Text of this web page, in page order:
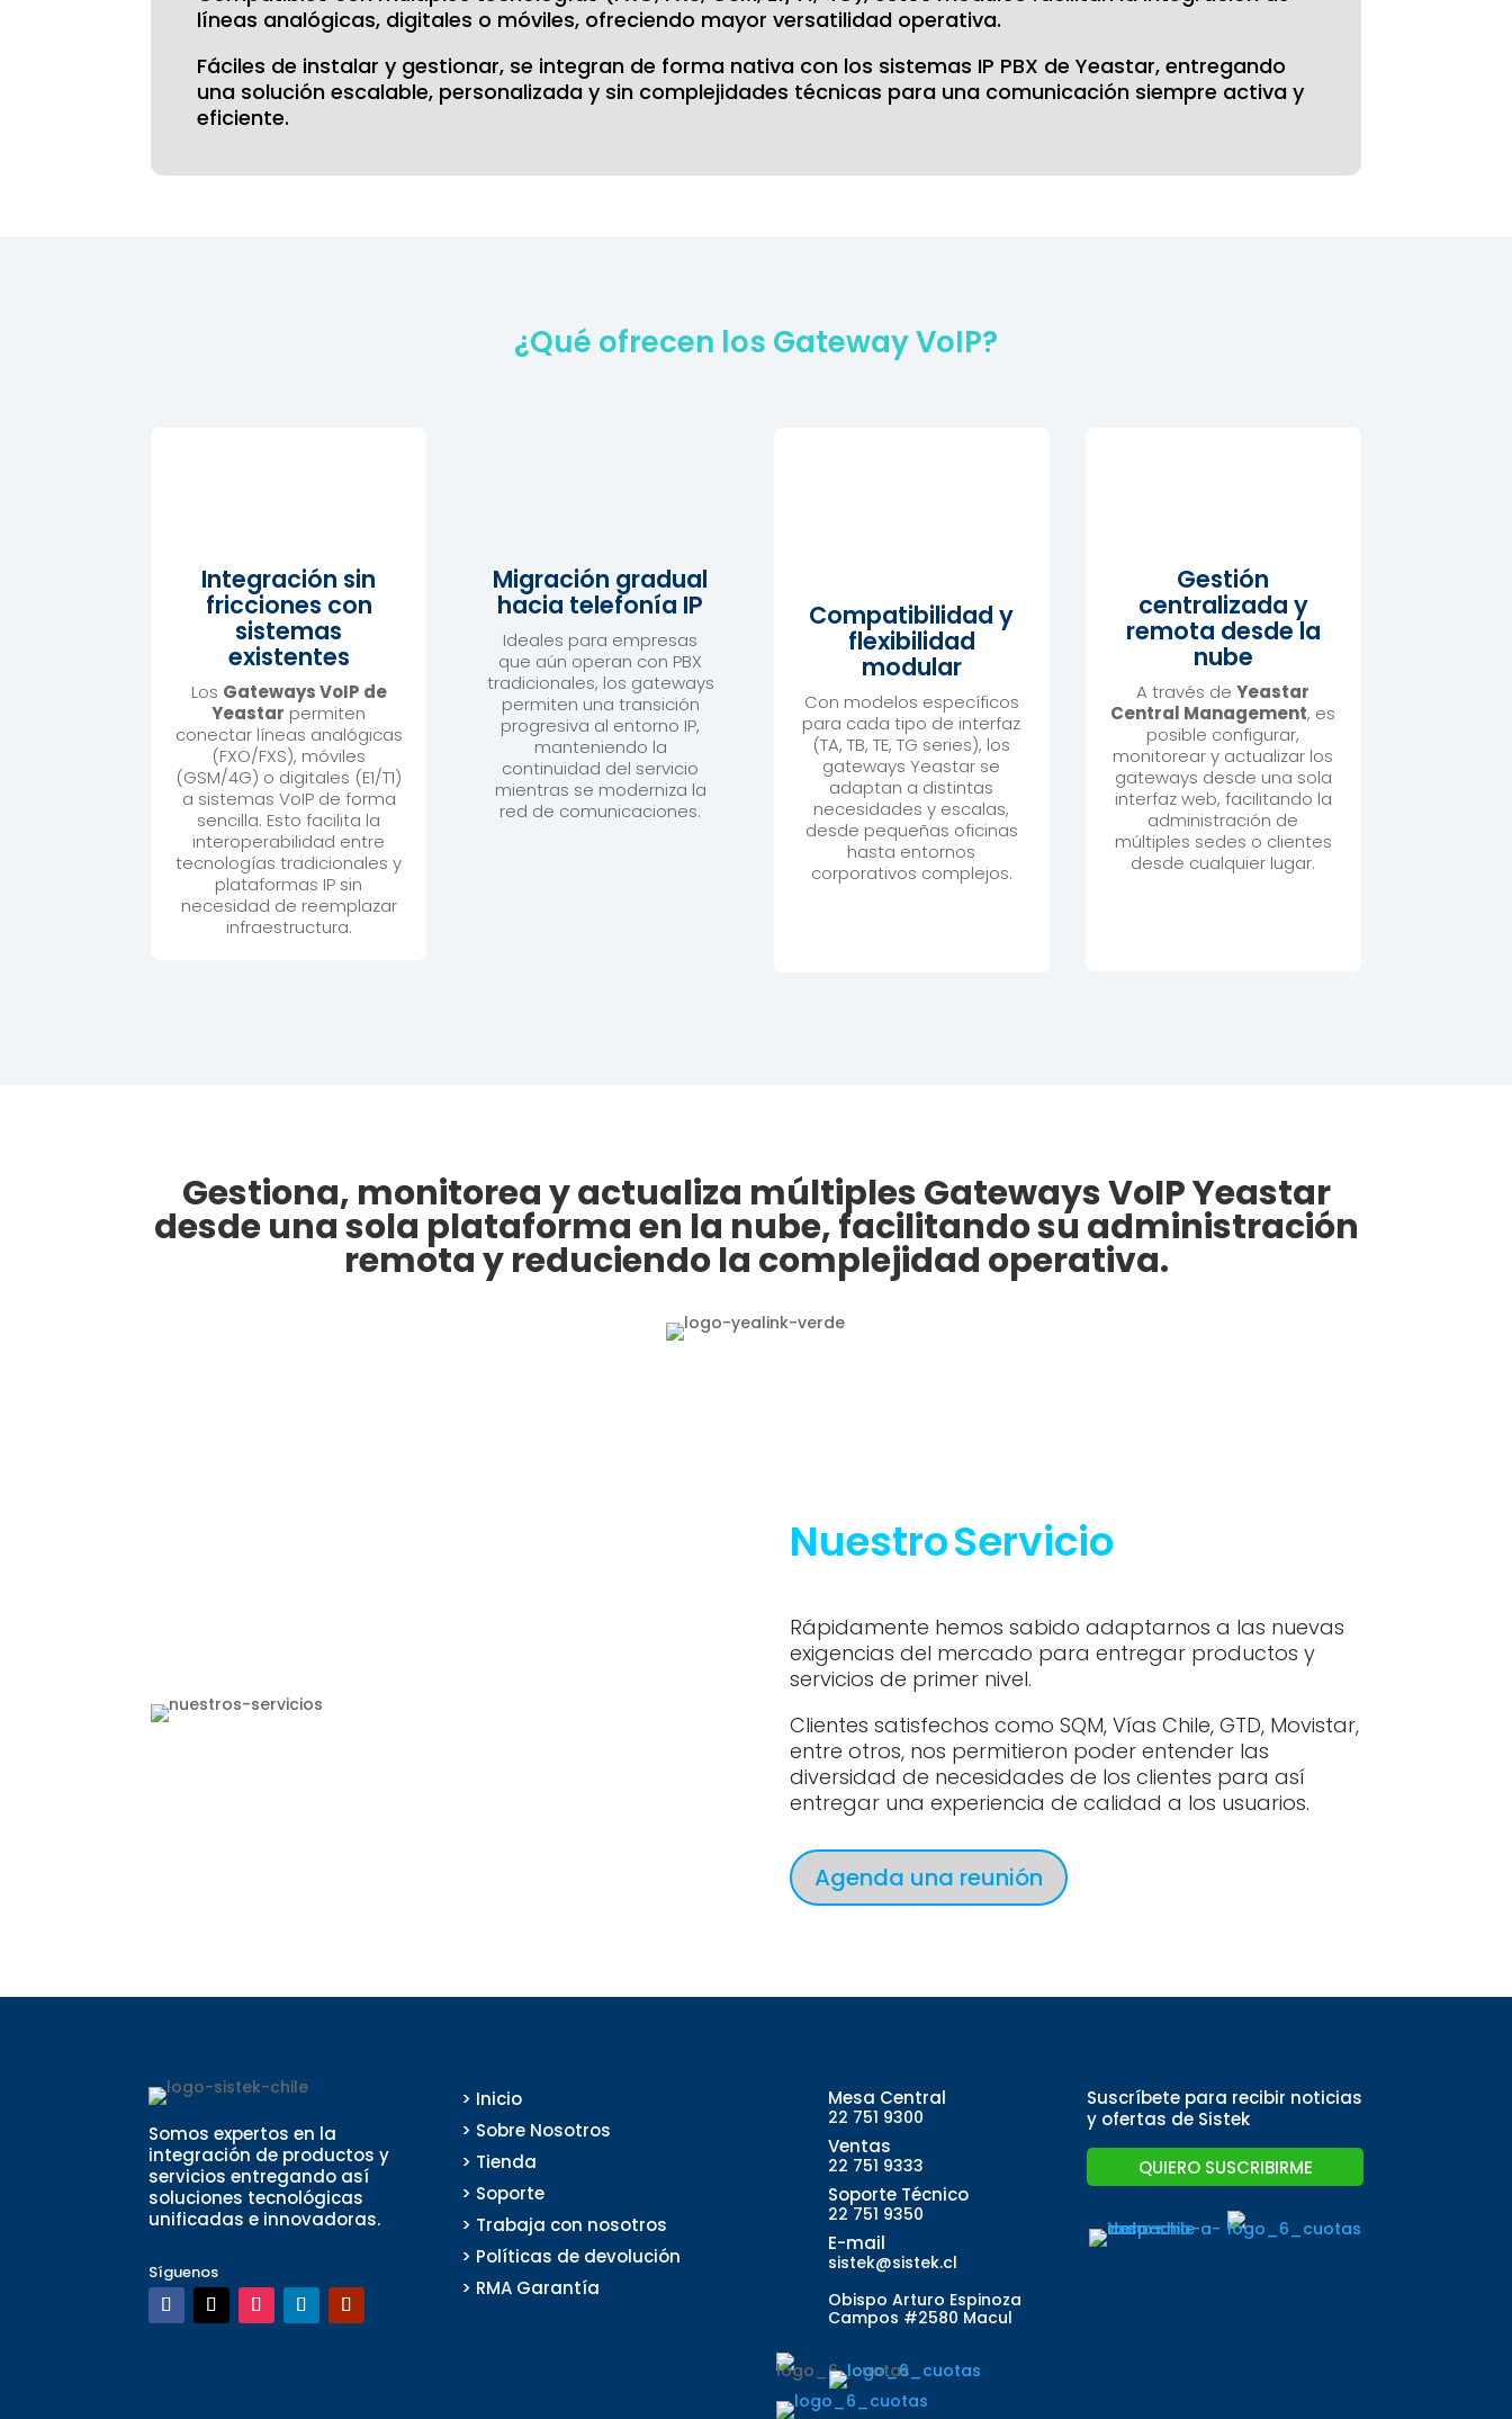
líneas analógicas, digitales o móviles, ofreciendo mayor versatilidad operativa.
Fáciles de instalar y gestionar, se integran de forma nativa con los sistemas IP PBX de Yeastar, entregando
una solución escalable, personalizada y sin complejidades técnicas para una comunicación siempre activa y
eficiente.
¿Qué ofrecen los Gateway VoIP?
Integración sin
fricciones con
sistemas
existentes
Los Gateways VoIP de
Yeastar permiten
conectar líneas analógicas
(FXO/FXS), móviles
(GSM/4G) o digitales (E1/T1)
a sistemas VoIP de forma
sencilla. Esto facilita la
interoperabilidad entre
tecnologías tradicionales y
plataformas IP sin
necesidad de reemplazar
infraestructura.
Migración gradual
hacia telefonía IP
Ideales para empresas
que aún operan con PBX
tradicionales, los gateways
permiten una transición
progresiva al entorno IP,
manteniendo la
continuidad del servicio
mientras se moderniza la
red de comunicaciones.
Compatibilidad y
flexibilidad
modular
Con modelos específicos
para cada tipo de interfaz
(TA, TB, TE, TG series), los
gateways Yeastar se
adaptan a distintas
necesidades y escalas,
desde pequeñas oficinas
hasta entornos
corporativos complejos.
Gestión
centralizada y
remota desde la
nube
A través deYeastar
Central Management, es
posible configurar,
monitorear y actualizar los
gateways desde una sola
interfaz web, facilitando la
administración de
múltiples sedes o clientes
desde cualquier lugar.
Gestiona, monitorea y actualiza múltiples Gateways VoIP Yeastar
desde una sola plataforma en la nube, facilitando su administración
remota y reduciendo la complejidad operativa.
NuestroServicio
Rápidamente hemos sabido adaptarnos a las nuevas
exigencias del mercado para entregar productos y
servicios de primer nivel.
Clientes satisfechos como SQM, Vías Chile, GTD, Movistar,
entre otros, nos permitieron poder entender las
diversidad de necesidades de los clientes para así
entregar una experiencia de calidad a los usuarios.
Agenda una reunión
Somos expertos en la
integración de productos y
servicios entregando así
soluciones tecnológicas
unificadas e innovadoras.
Síguenos
> Inicio
> Sobre Nosotros
> Tienda
> Soporte
> Trabaja con nosotros
> Políticas de devolución
> RMA Garantía
Mesa Central
22 751 9300
Ventas
22 751 9333
Soporte Técnico
22 751 9350
E-mail
sistek@sistek.cl
Obispo Arturo Espinoza
Campos #2580 Macul
Suscríbete para recibir noticias
y ofertas de Sistek
QUIERO SUSCRIBIRME